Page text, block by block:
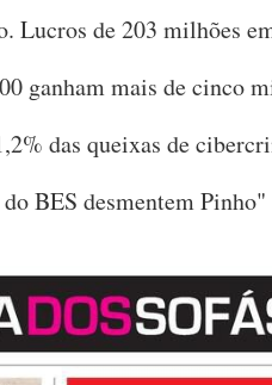
Lucros de 203 milhões
ganham mais de cinco
das queixas de
BES desmentem Pinho"